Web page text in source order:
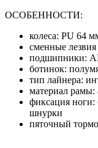
ОСОБЕННОСТИ:
колеса: PU 64
сменные
подшипники:
ботинок:
тип лайнера:
материал
фиксация ноги:
шнурки
пяточный